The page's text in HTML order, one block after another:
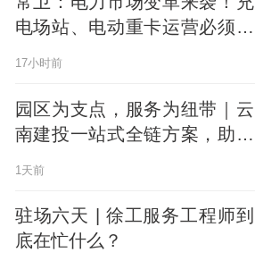
电场站、电动重卡运营必须完
17小时前
园区为支点，服务为纽带｜云
南建投一站式全链方案，助力
1天前
驻场六天 | 徐工服务工程师到
底在忙什么？